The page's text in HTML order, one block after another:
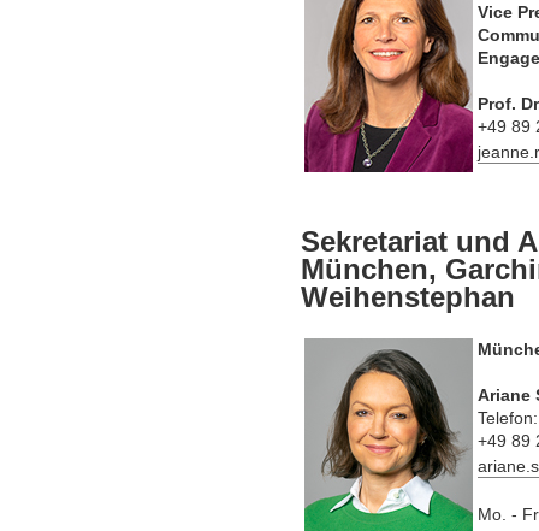
Vice
Prof.
+49 89
Sekretariat und
München,
Weihenstephan
Ariane
Telefon:
+49 89
Mo. -